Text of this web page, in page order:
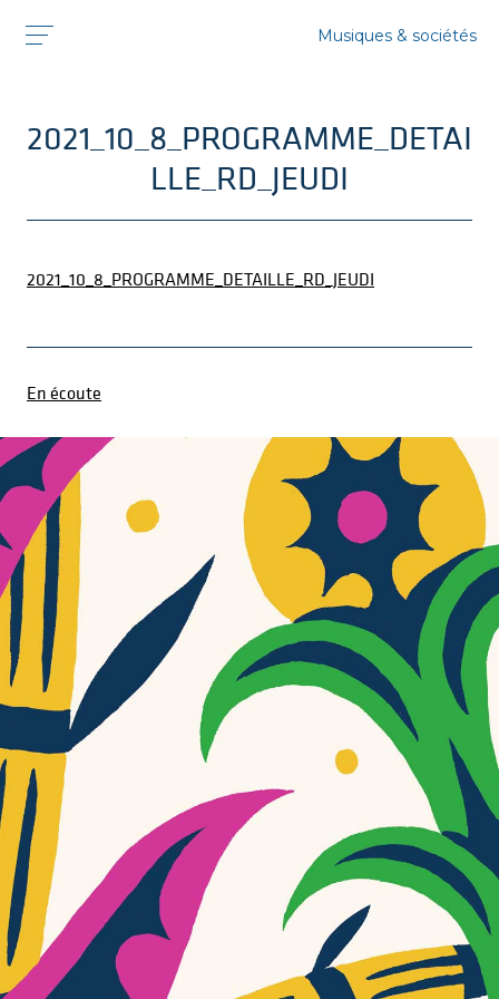
2021_10_8_PROGRAMME_DETAI
LLE_RD_JEUDI
2021_10_8_PROGRAMME_DETAILLE_RD_JEUDI
En écoute
Musiques & sociétés